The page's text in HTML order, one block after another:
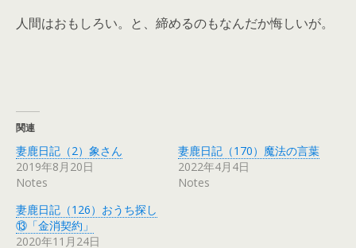
人間はおもしろい。と、締めるのもなんだか悔しいが。
関連
妻鹿日記（2）象さん
2019年8月20日
Notes
妻鹿日記（170）魔法の言葉
2022年4月4日
Notes
妻鹿日記（126）おうち探し
⑬「金消契約」
2020年11月24日